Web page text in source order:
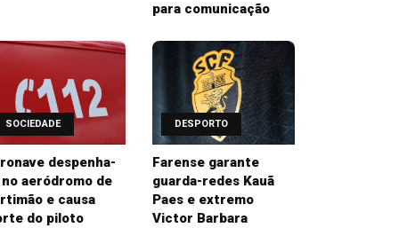
para comunicação
SOCIEDADE
despenha-
aeródromo de
e causa
do piloto
DESPORTO
Farense garante
guarda-redes Kauã
Paes e extremo
Victor Barbara